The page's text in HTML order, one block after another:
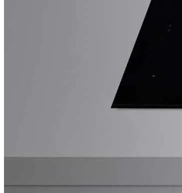
Sprechen sie uns einfach an.
Für die optimale Beratung stehen
Fachkompetenz, Rat und Tat zur
an, schreiben Sie uns eine Mail
Küchenstudio vorbei. Jedes
Beratungstermin vereinbaren